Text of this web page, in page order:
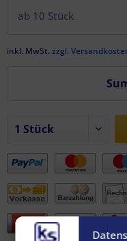
ab 10 Stück
inkl. MwSt. zzgl.